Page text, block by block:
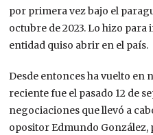
por primera vez bajo el
octubre de 2023. Lo hizo
entidad quiso abrir en el país.
Desde entonces ha vuelto en
reciente fue el pasado 12 de
negociaciones que llevó a
opositor Edmundo